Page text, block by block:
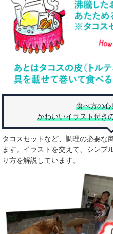
食べ方の
かわいいイラスト付き
タコスセットなど、調理の必要な
ます。イラストを交えて、シンプ
り方を解説しています。